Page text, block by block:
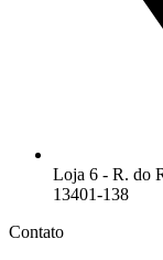
Loja 6 - R. do
13401-138
Contato